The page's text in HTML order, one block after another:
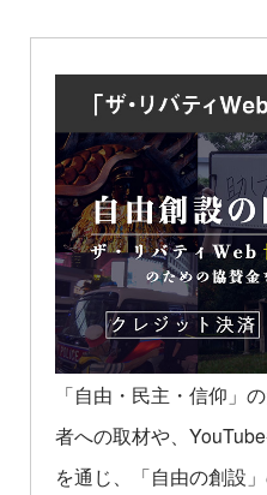
「自由・民主・信仰」
者への取材や、
を通じ、「自由の創設